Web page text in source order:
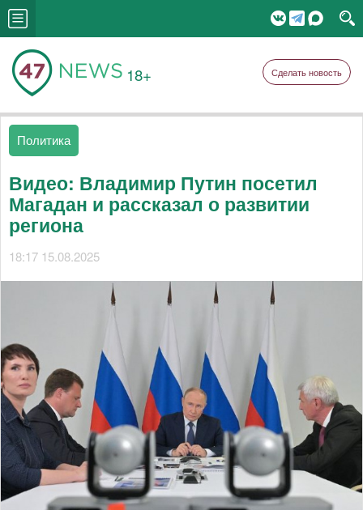
18+ Сделать новость
Политика
Видео: Владимир Путин посетил
Магадан и рассказал о развитии
региона
18:17 15.08.2025